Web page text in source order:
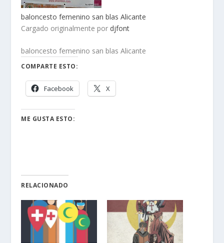
baloncesto femenino san blas Alicante
Cargado originalmente por djfont
baloncesto femenino san blas Alicante
COMPARTE ESTO:
Facebook X
ME GUSTA ESTO:
RELACIONADO